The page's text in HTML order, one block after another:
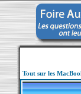
Tout sur les